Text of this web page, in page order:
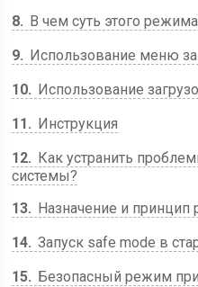
8
В чем суть этого
9
Использование меню
10
Использование
11
Инструкция
12
Как устранить
системы?
13
Назначение и принцип
14 Запуск safe mode в
15
Безопасный режим